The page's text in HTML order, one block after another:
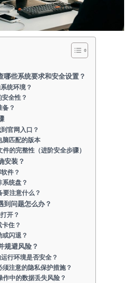
哪些系统要求和安全设置？
统环境？
全性？
？
官网入口？
脑匹配的版本
的完整性（进阶安全步骤）
安装？
件？
统盘？
要注意什么？
到问题怎么办？
开？
住？
闪退？
规避风险？
行环境是否安全？
注意的隐私保护措施？
中的数据丢失风险？